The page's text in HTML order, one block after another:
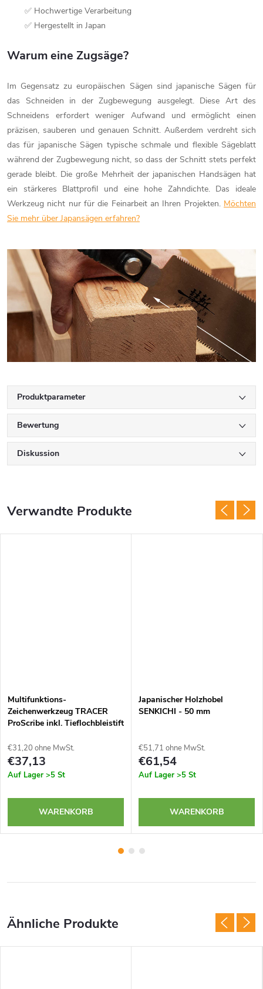
✅ Hochwertige Verarbeitung
✅ Hergestellt in Japan
Warum eine Zugsäge?
Im Gegensatz zu europäischen Sägen sind japanische Sägen für
das Schneiden in der Zugbewegung ausgelegt. Diese Art des
Schneidens erfordert weniger Aufwand und ermöglicht einen
präzisen, sauberen und genauen Schnitt. Außerdem verdreht sich
das für japanische Sägen typische schmale und flexible Sägeblatt
während der Zugbewegung nicht, so dass der Schnitt stets perfekt
gerade bleibt. Die große Mehrheit der japanischen Handsägen hat
ein stärkeres Blattprofil und eine hohe Zahndichte. Das ideale
Werkzeug nicht nur für die Feinarbeit an Ihren Projekten. Möchten
Sie mehr über Japansägen erfahren?
Produktparameter
Bewertung
Diskussion
Verwandte Produkte
Multifunktions-
Zeichenwerkzeug TRACER
ProScribe inkl. Tieflochbleistift
€31,20 ohne MwSt.
€37,13
Auf Lager >5 St
WARENKORB
Japanischer Holzhobel
SENKICHI - 50 mm
€51,71 ohne MwSt.
€61,54
Auf Lager >5 St
WARENKORB